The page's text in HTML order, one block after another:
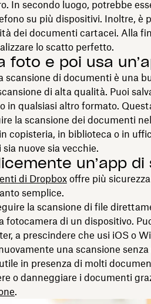
In secondo luogo, potrebbe
su più dispositivi. Inoltre, è
dei documenti cartacei. Alla
lo scatto perfetto.
foto e poi usa
scansione di documenti è una
di alta qualità. Puoi
o in qualsiasi altro formato.
la scansione dei documenti
copisteria, in biblioteca o in
nuove sia vecchie.
un’app
di Dropboxoffre più
semplice.
la scansione di file
fotocamera di un dispositivo.
a prescindere che usi iOS o
una scansione
in presenza di molti
o danneggiare i documenti
.